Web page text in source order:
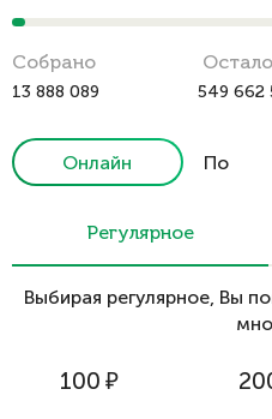
Cобрано
13 888 089 549 662
Онлайн
По
Регулярное
Выбирая регулярное, Вы
100 ₽